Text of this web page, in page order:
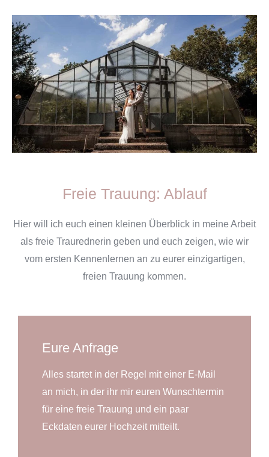
Freie Trauung: Ablauf
Hier will ich euch einen kleinen Überblick in meine Arbeit
als freie Traurednerin geben und euch zeigen, wie wir
vom ersten Kennenlernen an zu eurer einzigartigen,
freien Trauung kommen.
Eure Anfrage
Alles startet in der Regel mit einer E-Mail
an mich, in der ihr mir euren Wunschtermin
für eine freie Trauung und ein paar
Eckdaten eurer Hochzeit mitteilt.